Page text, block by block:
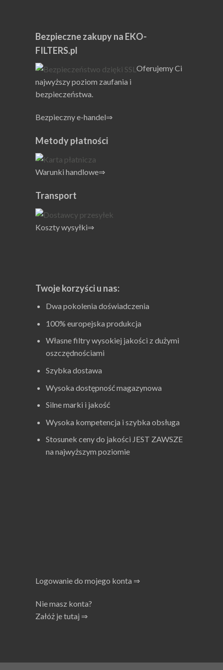
Każdy krok jest prosty i intuicyjny dla użytkownika.
Wybierz odpowiednią serię.
Następnie wybierz granulację (grade).
Na koniec wybierz rozmiar lub numer (Size), tak jak w
produkcyjnych.
Zalecenie
odpowiednik.
właściwego zamiennika.
Dzięki temu dopasowanie części jest szybkie i
Użytkownicy mogą łatwo kontrolować stan filtracji.
To praktyczne rozwiązanie dla przemysłu.
Bezpieczne zakupy na EKO-
FILTERS.pl
Oferujemy Ci
najwyższy poziom zaufania i
bezpieczeństwa.
Bezpieczny e-handel⇒
Metody płatności
Warunki handlowe⇒
Transport
Koszty wysyłki⇒
Twoje korzyści u nas:
Dwa pokolenia doświadczenia
100% europejska produkcja
Własne filtry wysokiej jakości z dużymi
oszczędnościami
Szybka dostawa
Wysoka dostępność magazynowa
Silne marki i jakość
Wysoka kompetencja i szybka obsługa
Stosunek ceny do jakości JEST ZAWSZE
na najwyższym poziomie
Logowanie do mojego konta ⇒
Nie masz konta?
Załóż je tutaj ⇒